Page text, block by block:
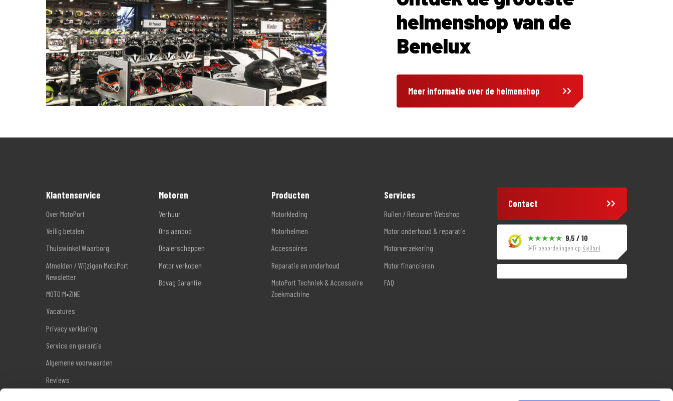
helmenshop van de
Benelux
Meer informatie over de helmenshop
Klantenservice
Over MotoPort
Veilig betalen
Thuiswinkel Waarborg
Afmelden / Wijzigen MotoPort
Newsletter
MOTO M•ZINE
Vacatures
Privacy verklaring
Service en garantie
Algemene voorwaarden
Reviews
Motoren
Verhuur
Ons aanbod
Dealerschappen
Motor verkopen
Bovag Garantie
Producten
Motorkleding
Motorhelmen
Accessoires
Reparatie en onderhoud
MotoPort Techniek & Accessoire
Zoekmachine
Services
Ruilen / Retouren Webshop
Motor onderhoud & reparatie
Motorverzekering
Motor financieren
FAQ
Contact
9,5 / 10
3417 beoordelingen op KiyOh.nl